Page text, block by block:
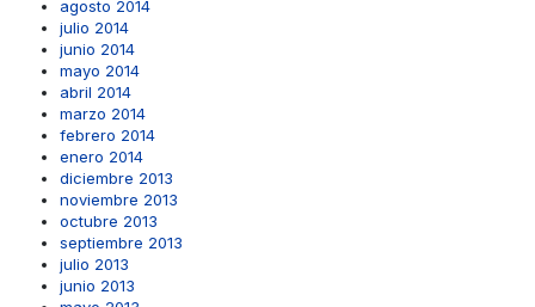
agosto 2014
julio 2014
junio 2014
mayo 2014
abril 2014
marzo 2014
febrero 2014
enero 2014
diciembre 2013
noviembre 2013
octubre 2013
septiembre 2013
julio 2013
junio 2013